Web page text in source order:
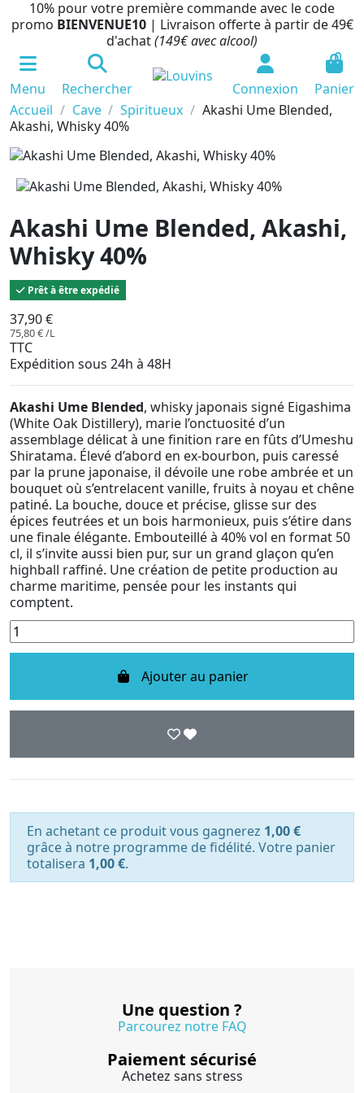
10% pour votre première commande avec le code
promo BIENVENUE10 | Livraison offerte à partir de 49€
d'achat(149€ avec alcool)
Menu Rechercher Connexion
0
Panier
Accueil
Cave Spiritueux
Akashi Ume Blended,
Akashi, Whisky 40%
Akashi Ume Blended, Akashi,
Whisky 40%
Prêt à être expédié
37,90 €
75,80 € /L
TTC
Expédition sous 24h à 48H
Akashi Ume Blended, whisky japonais signé Eigashima
(White Oak Distillery), marie l’onctuosité d’un
assemblage délicat à une finition rare en fûts d’Umeshu
Shiratama. Élevé d’abord en ex-bourbon, puis caressé
par la prune japonaise, il dévoile une robe ambrée et un
bouquet où s’entrelacent vanille, fruits à noyau et chêne
patiné. La bouche, douce et précise, glisse sur des
épices feutrées et un bois harmonieux, puis s’étire dans
une finale élégante. Embouteillé à 40% vol en format 50
cl, il s’invite aussi bien pur, sur un grand glaçon qu’en
highball raffiné. Une création de petite production au
charme maritime, pensée pour les instants qui
comptent.
Ajouter au panier
En achetant ce produit vous gagnerez 1,00 €
grâce à notre programme de fidélité. Votre panier
totalisera 1,00 €.
Une question ?
Parcourez notre FAQ
Paiement sécurisé
Achetez sans stress